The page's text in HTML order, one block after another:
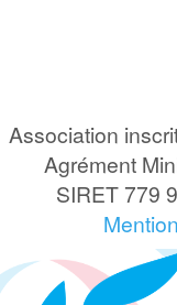
Association
Agrément
SIRET 779